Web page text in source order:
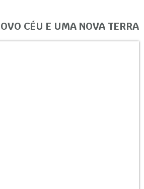
CÉU E UMA NOVA TERRA